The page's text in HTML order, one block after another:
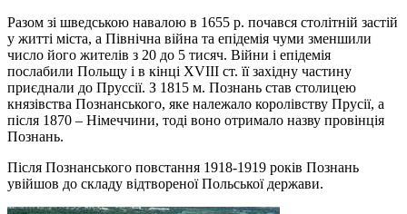
Разом зі шведською навалою в 1655 р. почався столітній застій
у житті міста, а Північна війна та епідемія чуми зменшили
число його жителів з 20 до 5 тисяч. Війни і епідемія
послабили Польщу і в кінці XVIII ст. її західну частину
приєднали до Пруссії. З 1815 м. Познань став столицею
князівства Познанського, яке належало королівству Прусії, а
після 1870 – Німеччини, тоді воно отримало назву провінція
Познань.
Після Познанського повстання 1918-1919 років Познань
увійшов до складу відтвореної Польської держави.